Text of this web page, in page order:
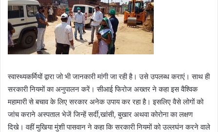
स्वास्थ्यकर्मियों द्वारा जो भी जानकारी मांगी जा रही है। उसे उपलब्ध कराएं। साथ ही
सरकारी नियमों का अनुपालन करें। सीआई फिरोज अख्तर ने कहा इस वैश्विक
महामारी से बचाव के लिए सरकार अनेक उपाय कर रहा है। इसलिए वैसे लोगों को
जांच कराने अस्पताल भेजें जिन्हें सर्दी,खांसी, बुखार अथवा कोरोना का लक्षण
दिखे। वहीं मुखिया मुंशी पासवान ने कहा कि सरकारी नियमों को उल्लघंन करने वाले